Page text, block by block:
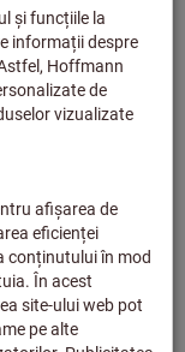
Expedierea livrării
de livrare și de
direct de la